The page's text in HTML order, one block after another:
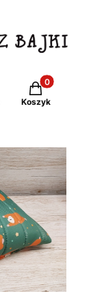
Produkty w
Koszyk